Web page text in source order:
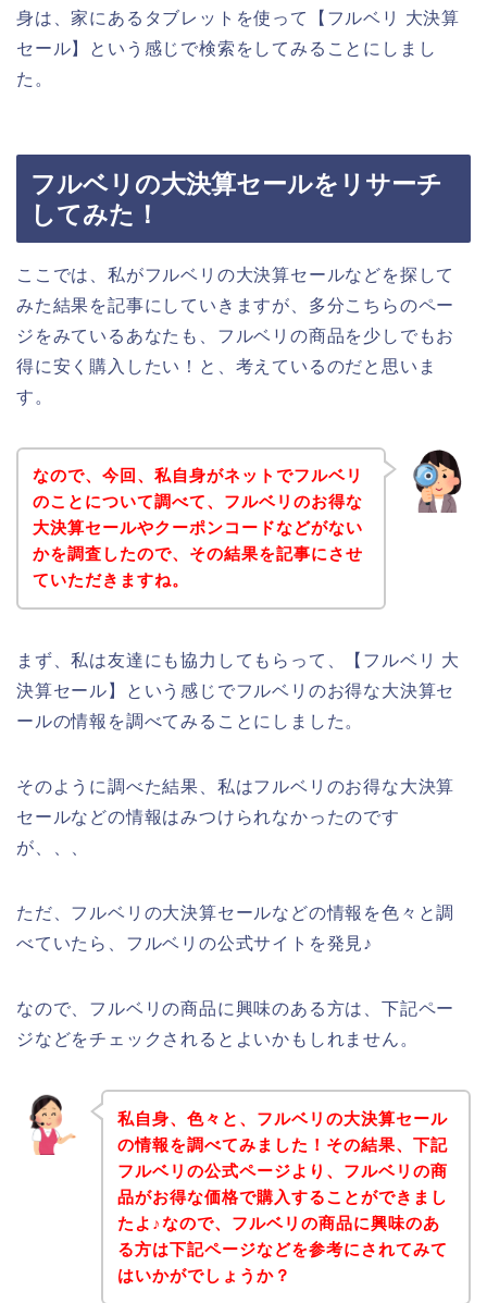
身は、家にあるタブレットを使って【フルベリ 大決算
セール】という感じで検索をしてみることにしまし
た。
フルベリの大決算セールをリサーチ
してみた！
ここでは、私がフルベリの大決算セールなどを探して
みた結果を記事にしていきますが、多分こちらのペー
ジをみているあなたも、フルベリの商品を少しでもお
得に安く購入したい！と、考えているのだと思いま
す。
なので、今回、私自身がネットでフルベリ
のことについて調べて、フルベリのお得な
大決算セールやクーポンコードなどがない
かを調査したので、その結果を記事にさせ
ていただきますね。
まず、私は友達にも協力してもらって、【フルベリ 大
決算セール】という感じでフルベリのお得な大決算セ
ールの情報を調べてみることにしました。
そのように調べた結果、私はフルベリのお得な大決算
セールなどの情報はみつけられなかったのです
が、、、
ただ、フルベリの大決算セールなどの情報を色々と調
べていたら、フルベリの公式サイトを発見♪
なので、フルベリの商品に興味のある方は、下記ペー
ジなどをチェックされるとよいかもしれません。
私自身、色々と、フルベリの大決算セール
の情報を調べてみました！その結果、下記
フルベリの公式ページより、フルベリの商
品がお得な価格で購入することができまし
たよ♪なので、フルベリの商品に興味のあ
る方は下記ページなどを参考にされてみて
はいかがでしょうか？